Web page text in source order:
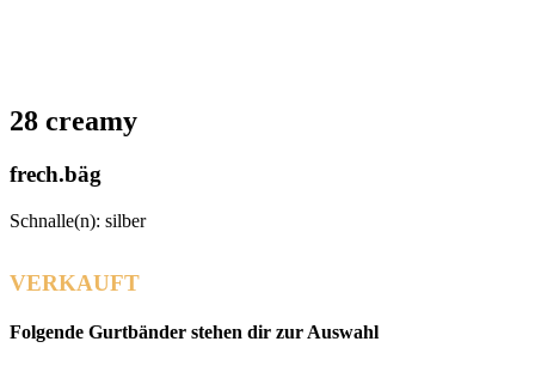
28 creamy
frech.bäg
Schnalle(n): silber
VERKAUFT
Folgende Gurtbänder stehen dir zur Auswahl